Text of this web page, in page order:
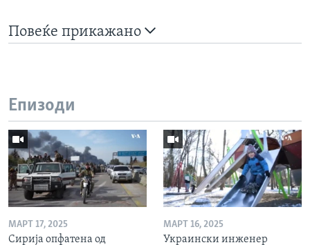
Повеќе прикажано
Епизоди
МАРТ 17, 2025
Сирија опфатена од
МАРТ 16, 2025
Украински инженер